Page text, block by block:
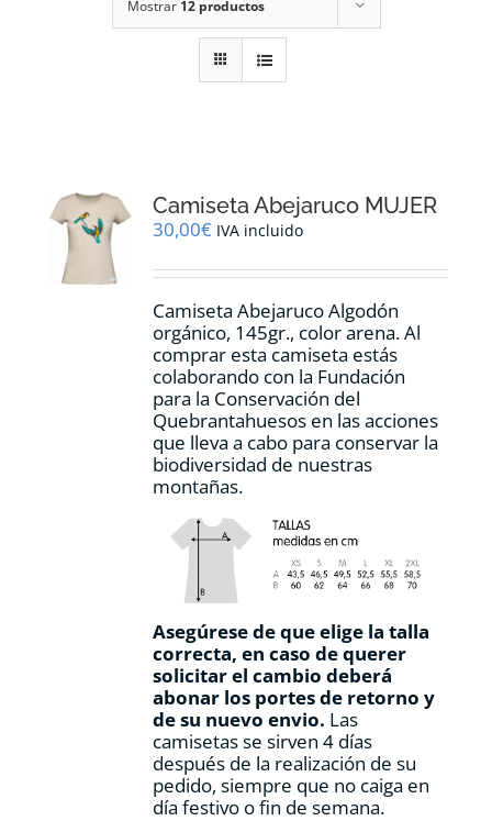
CONTACTO
CARRITO
Mostrar 12 productos
Camiseta Abejaruco MUJER
30,00€ IVA incluido
Camiseta Abejaruco Algodón
orgánico, 145gr., color arena. Al
comprar esta camiseta estás
colaborando con la Fundación
para la Conservación del
Quebrantahuesos en las acciones
que lleva a cabo para conservar la
biodiversidad de nuestras
montañas.
Asegúrese de que elige la talla
correcta, en caso de querer
solicitar el cambio deberá
abonar los portes de retorno y
de su nuevo envio. Las
camisetas se sirven 4 días
después de la realización de su
pedido, siempre que no caiga en
día festivo o fin de semana.